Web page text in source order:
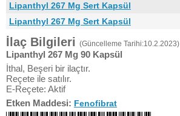
Lipanthyl 267 Mg Sert Kapsül
Lipanthyl 267 Mg Sert Kapsül
İlaç Bilgileri (Güncelleme Tarihi:10.2.2023)
Lipanthyl 267 Mg 90 Kapsül
İthal, Beşeri bir ilaçtır.
Reçete ile satılır.
E-Reçete: Aktif
Etken Maddesi: Fenofibrat